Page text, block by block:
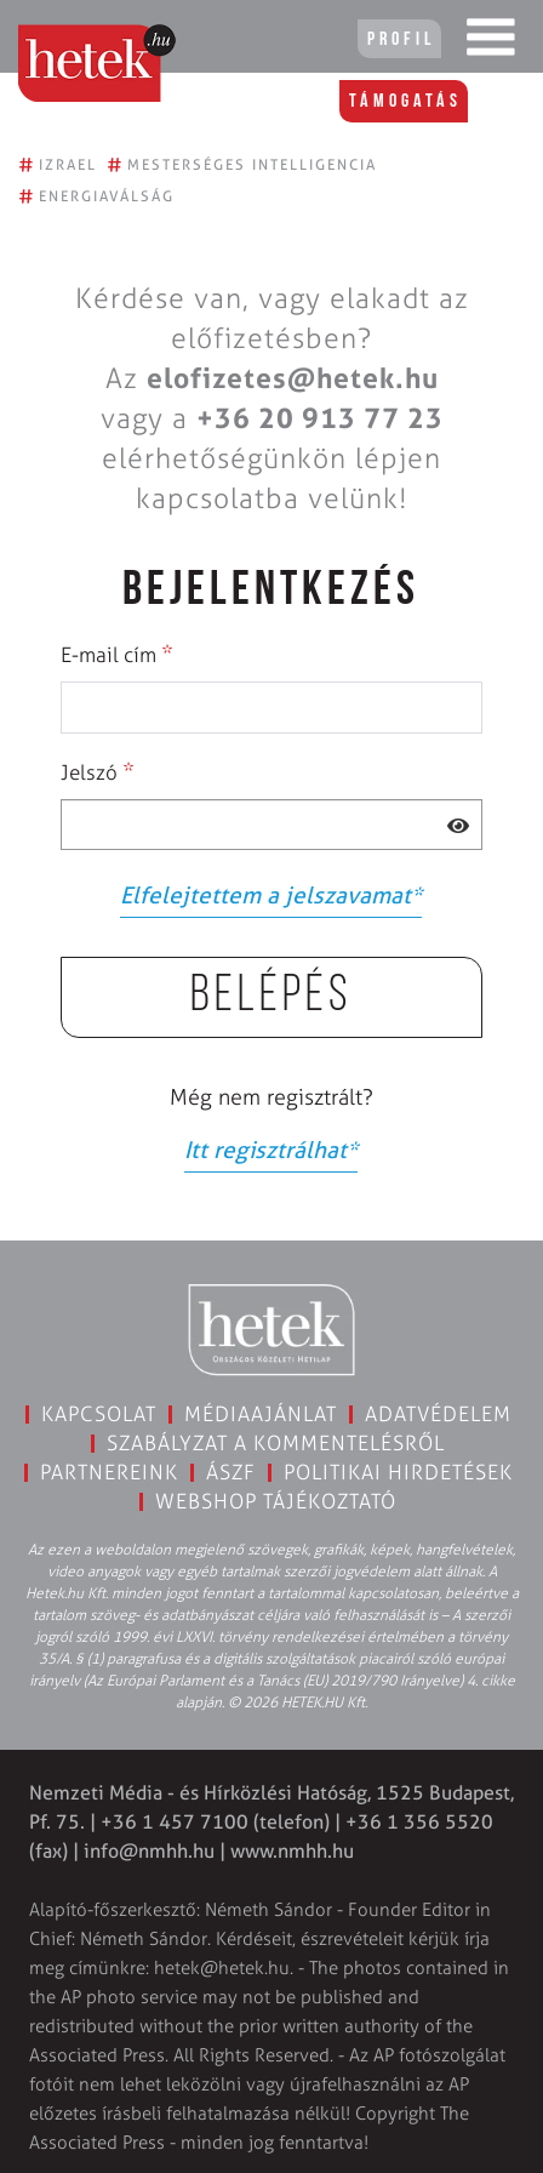
Profil
Támogatás
# IZRAEL # MESTERSÉGES INTELLIGENCIA
# ENERGIAVÁLSÁG
Kérdése van, vagy elakadt az
előfizetésben?
Az elofizetes@hetek.hu
vagy a +36 20 913 77 23
elérhetőségünkön lépjen
kapcsolatba velünk!
BEJELENTKEZÉS
E-mail cím *
Jelszó *
Elfelejtettem a jelszavamat*
Belépés
Még nem regisztrált?
Itt regisztrálhat*
KAPCSOLAT MÉDIAAJÁNLAT
ADATVÉDELEM
SZABÁLYZAT A KOMMENTELÉSRŐL
PARTNEREINK
ÁSZF
POLITIKAI HIRDETÉSEK
WEBSHOP TÁJÉKOZTATÓ
Az ezen a weboldalon megjelenő szövegek, grafikák, képek, hangfelvételek,
video anyagok vagy egyéb tartalmak szerzői jogvédelem alatt állnak. A
Hetek.hu Kft. minden jogot fenntart a tartalommal kapcsolatosan, beleértve a
tartalom szöveg- és adatbányászat céljára való felhasználását is – A szerzői
jogról szóló 1999. évi LXXVI. törvény rendelkezései értelmében a törvény
35/A. § (1) paragrafusa és a digitális szolgáltatások piacairól szóló európai
irányelv (Az Európai Parlament és a Tanács (EU) 2019/790 Irányelve) 4. cikke
alapján. © 2026 HETEK.HU Kft.
Nemzeti Média - és Hírközlési Hatóság, 1525 Budapest,
Pf. 75. | +36 1 457 7100 (telefon) | +36 1 356 5520
(fax) | info@nmhh.hu | www.nmhh.hu
Alapító-főszerkesztő: Németh Sándor - Founder Editor in
Chief: Németh Sándor. Kérdéseit, észrevételeit kérjük írja
meg címünkre: hetek@hetek.hu. - The photos contained in
the AP photo service may not be published and
redistributed without the prior written authority of the
Associated Press. All Rights Reserved. - Az AP fotószolgálat
fotóit nem lehet leközölni vagy újrafelhasználni az AP
előzetes írásbeli felhatalmazása nélkül! Copyright The
Associated Press - minden jog fenntartva!